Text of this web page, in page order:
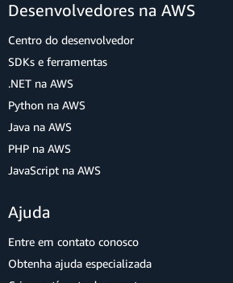
Desenvolvedores na AWS
Centro do desenvolvedor
SDKs e ferramentas
.NET na AWS
Python na AWS
Java na AWS
PHP na AWS
JavaScript na AWS
Ajuda
Entre em contato conosco
Obtenha ajuda especializada